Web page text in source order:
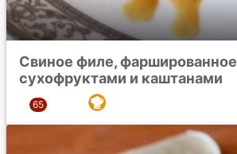
Свиное филе, фаршированное
сухофруктами и каштанами